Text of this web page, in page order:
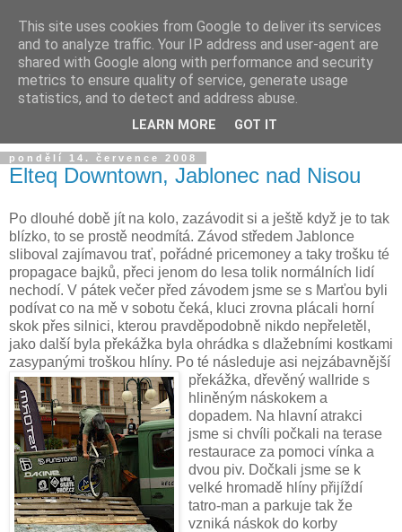
pondělí 14. července 2008
Elteq Downtown, Jablonec nad Nisou
Po dlouhé době jít na kolo, zazávodit si a ještě když je to tak
blízko, to se prostě neodmítá. Závod středem Jablonce
sliboval zajímavou trať, pořádné pricemoney a taky trošku té
propagace bajků, přeci jenom do lesa tolik normálních lidí
nechodí. V pátek večer před závodem jsme se s Marťou byli
podívat co na mě v sobotu čeká, kluci zrovna plácali horní
skok přes silnici, kterou pravděpodobně nikdo nepřeletěl,
jako další byla překážka byla ohrádka s dlažebními kostkami
zasypanými troškou hlíny. Po té následuje asi nejzábavnější
překážka, dřevěný wa llride s
hliněným náskokem a
dopadem. Na hlavní atrakci
jsme si chvíli počkali na terase
restaurace za pomoci vínka a
dvou piv. Dočkali jsme se k
velké hromadě hlíny přijíždí
tatro-man a parkuje tak že
vzniká náskok do korby
This site uses cookies from Google to deliver its services
and to analyze traffic. Your IP address and user-agent are
shared with Google along with performance and security
metrics to ensure quality of service, generate usage
statistics, and to detect and address abuse.
LEARN MORE GOT IT